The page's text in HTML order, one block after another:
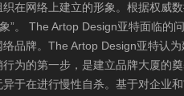
在网络上建立的形象。根据权威
”。 The Artop Design亚特面临的
品牌。The Artop Design亚特认
为的第一步，是建立品牌大厦的
于在进行慢性自杀。基于对企业